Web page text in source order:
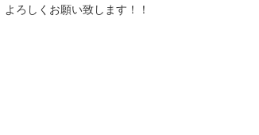
よろしくお願い致します！！